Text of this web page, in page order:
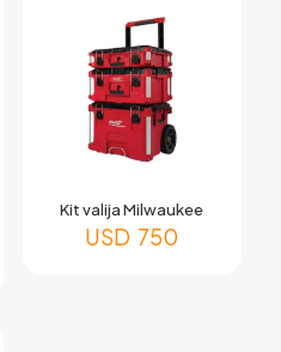
Kit valija Milwaukee
USD 750